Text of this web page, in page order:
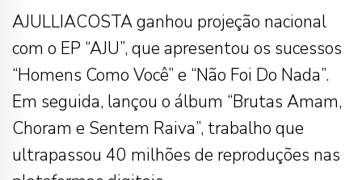
AJULLIACOSTA ganhou projeção nacional
com o EP “AJU”, que apresentou os sucessos
“Homens Como Você” e “Não Foi Do Nada”.
Em seguida, lançou o álbum “Brutas Amam,
Choram e Sentem Raiva”, trabalho que
ultrapassou 40 milhões de reproduções nas